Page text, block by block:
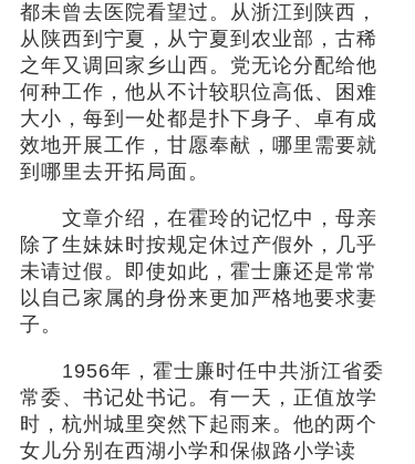
都未曾去医院看望过。从浙江到陕西，
从陕西到宁夏，从宁夏到农业部，古稀
之年又调回家乡山西。党无论分配给他
何种工作，他从不计较职位高低、困难
大小，每到一处都是扑下身子、卓有成
效地开展工作，甘愿奉献，哪里需要就
到哪里去开拓局面。
文章介绍，在霍玲的记忆中，母亲
除了生妹妹时按规定休过产假外，几乎
未请过假。即使如此，霍士廉还是常常
以自己家属的身份来更加严格地要求妻
子。
1956年，霍士廉时任中共浙江省委
常委、书记处书记。有一天，正值放学
时，杭州城里突然下起雨来。他的两个
女儿分别在西湖小学和保俶路小学读